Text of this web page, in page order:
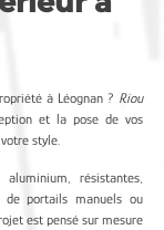
à Léognan ? Riou
et la pose de vos
style.
résistantes,
de portails manuels ou
est pensé sur mesure